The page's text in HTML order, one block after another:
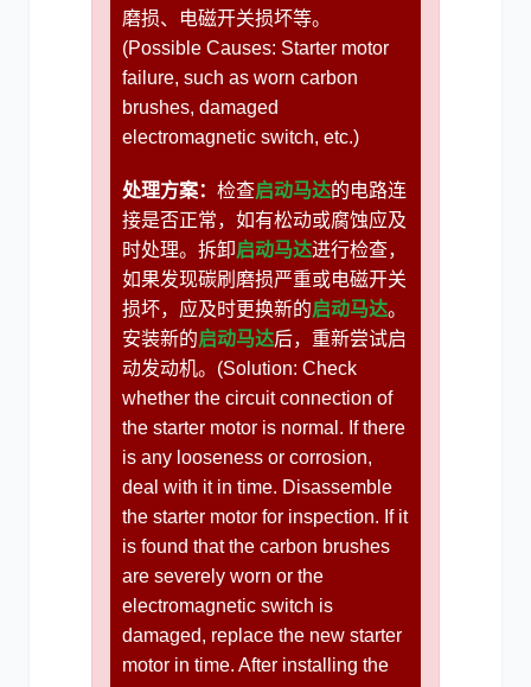
磨损、电磁开关损坏等。
(Possible Causes: Starter motor
failure, such as worn carbon
brushes, damaged
electromagnetic switch, etc.)
处理方案： 检查启动马达的电路连
接是否正常，如有松动或腐蚀应及
时处理。拆卸启动马达进行检查，
如果发现碳刷磨损严重或电磁开关
损坏，应及时更换新的启动马达。
安装新的启动马达后，重新尝试启
动发动机。(Solution: Check
whether the circuit connection of
the starter motor is normal. If there
is any looseness or corrosion,
deal with it in time. Disassemble
the starter motor for inspection. If it
is found that the carbon brushes
are severely worn or the
electromagnetic switch is
damaged, replace the new starter
motor in time. After installing the